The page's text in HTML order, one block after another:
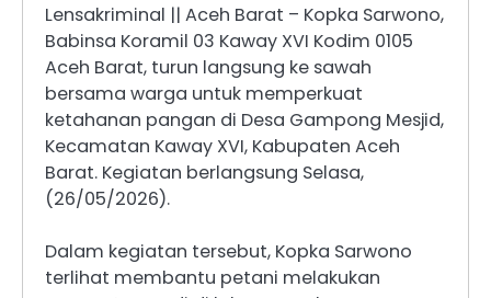
Lensakriminal || Aceh Barat – Kopka Sarwono,
Babinsa Koramil 03 Kaway XVI Kodim 0105
Aceh Barat, turun langsung ke sawah
bersama warga untuk memperkuat
ketahanan pangan di Desa Gampong Mesjid,
Kecamatan Kaway XVI, Kabupaten Aceh
Barat. Kegiatan berlangsung Selasa,
(26/05/2026).
Dalam kegiatan tersebut, Kopka Sarwono
terlihat membantu petani melakukan